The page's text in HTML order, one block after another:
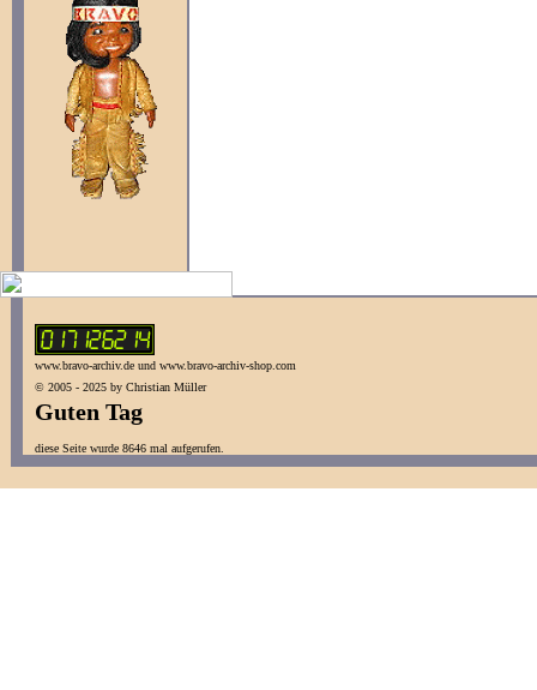
www.bravo-archiv.de und www.bravo-archiv-shop.com
© 2005 - 2025 by Christian Müller
Guten Tag
diese Seite wurde 8646 mal aufgerufen.